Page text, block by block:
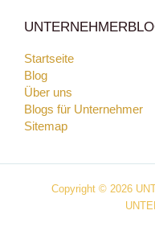
Startseite
Blog
Über uns
Blogs für Unternehmer
Sitemap
Copyright © 2026